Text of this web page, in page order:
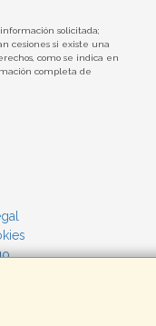
solicitada;
cesiones si existe una
como se indica en
completa de